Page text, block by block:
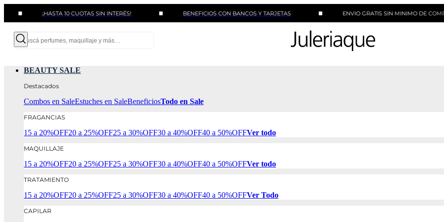
¡HASTA 10 CUOTAS SIN INTERÉS! BENEFICIOS CON BANCOS Y TARJETAS ENVIO GRATIS SIN MINIMO DE COMPRA
BEAUTY SALE
Destacados
Combos en SaleEstuches en SaleBeneficiosTodo en Sale
FRAGANCIAS
15 a 20%OFF20 a 25%OFF25 a 30%OFF30 a 40%OFF40 a 50%OFFVer todo
MAQUILLAJE
15 a 20%OFF20 a 25%OFF25 a 30%OFF30 a 40%OFF40 a 50%OFFVer todo
TRATAMIENTO
15 a 20%OFF20 a 25%OFF25 a 30%OFF30 a 40%OFF40 a 50%OFFVer Todo
CAPILAR